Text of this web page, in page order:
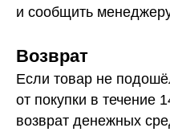
и сообщить
Возврат
Если товар не
от покупки в течение
возврат денежных